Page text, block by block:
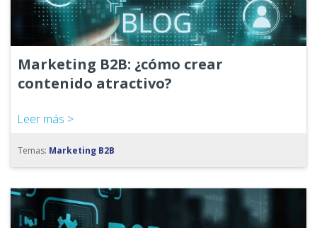
Marketing B2B: ¿cómo crear
contenido atractivo?
Leer más >
Temas: Marketing B2B